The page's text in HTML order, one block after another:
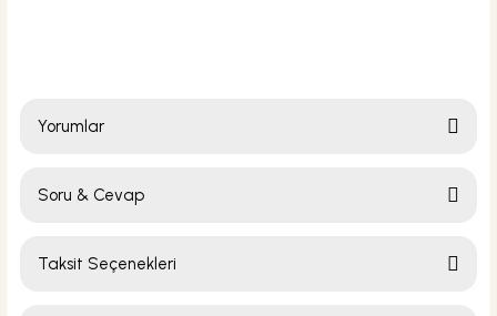
Yorumlar
Soru & Cevap
Taksit Seçenekleri